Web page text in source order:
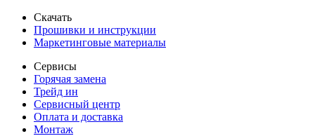
Скачать
Прошивки и инструкции
Маркетинговые материалы
Сервисы
Горячая замена
Трейд ин
Сервисный центр
Оплата и доставка
Монтаж